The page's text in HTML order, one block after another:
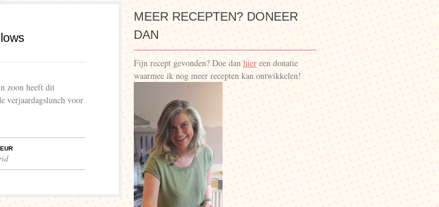
zoon heeft dit
verjaardagslunch voor
MEER RECEPTEN? DONEER
DAN
Fijn recept gevonden? Doe dan hier een donatie
waarmee ik nog meer recepten kan ontwikkelen!